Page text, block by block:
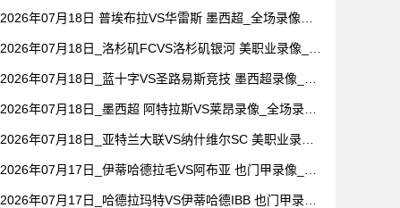
2026年07月18日 普埃布拉VS华雷斯 墨西超_全场录像
2026年07月18日_洛杉矶FCVS洛杉矶银河 美职业录像_高
2026年07月18日_蓝十字VS圣路易斯竞技 墨西超录像_全
2026年07月18日_墨西超 阿特拉斯VS莱昂录像_全场录像
2026年07月18日_亚特兰大联VS纳什维尔SC 美职业录像_
2026年07月17日_伊蒂哈德拉毛VS阿布亚 也门甲录像_高
2026年07月17日_哈德拉玛特VS伊蒂哈德IBB 也门甲录像